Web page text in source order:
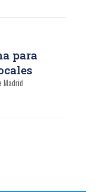
para
Madrid